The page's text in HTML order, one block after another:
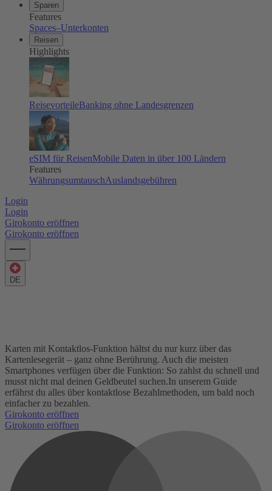
Sparen
Features
Spaces–Unterkonten
Reisen
Highlights
ReisevorteileBanking ohne Landesgrenzen
eSIM für ReisenMobile Daten in über 100 Ländern
Features
WährungsumtauschAuslandsgebühren
Login
Login
Girokonto eröffnen
Girokonto eröffnen
DE
Karten mit Kontaktlos-Funktion hältst du nur kurz über das
Kartenlesegerät – ganz ohne Berührung. Auch die meisten
Smartphones verfügen über die Funktion: So zahlst du schnell und
musst nicht mal deinen Geldbeutel suchen.In unserem Guide
erfährst du alles über kontaktlose Bezahlmethoden, um bald noch
einfacher zu bezahlen.
Girokonto eröffnen
Girokonto eröffnen